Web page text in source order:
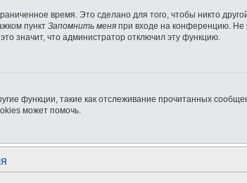
время. Это сделано для того, чтобы никто
пункт Запомнить меня при входе на конференцию. Не
это значит, что администратор отключил эту функцию.
функции, такие как отслеживание прочитанных
может помочь.